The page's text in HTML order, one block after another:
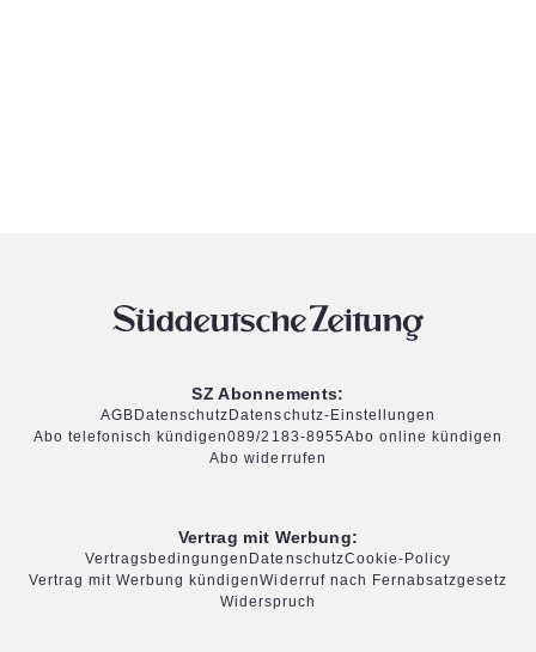
SZ Abonnements:
AGB Datenschutz Datenschutz-Einstellungen
Abo telefonisch kündigen089/2183-8955Abo online kündigen
Abo widerrufen
Vertrag mit Werbung:
Vertragsbedingungen DatenschutzCookie-Policy
Vertrag mit Werbung kündigenWiderruf nach Fernabsatzgesetz
Widerspruch